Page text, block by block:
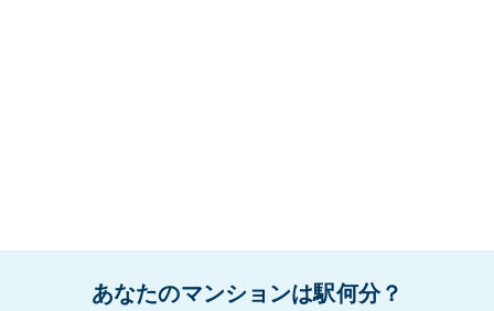
あなたのマンションは駅何分？